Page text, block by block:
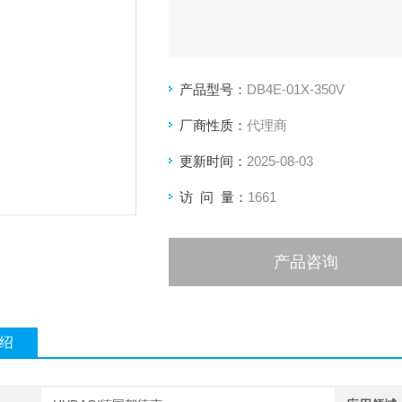
产品型号： DB4E-01X-350V
厂商性质： 代理商
更新时间： 2025-08-03
访 问 量： 1661
产品咨询